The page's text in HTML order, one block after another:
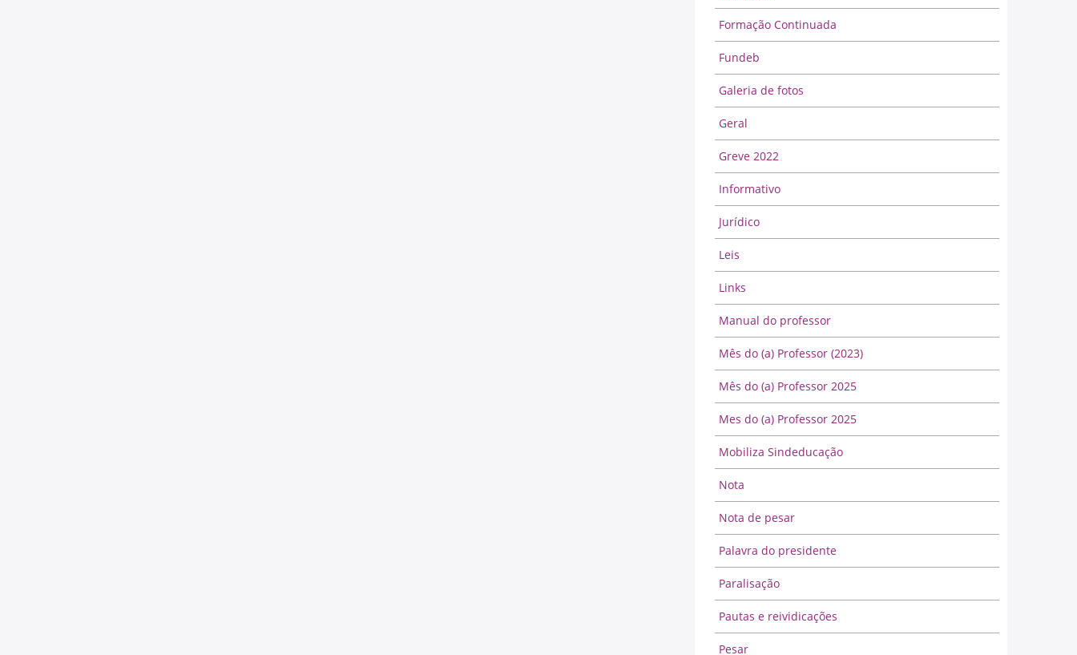
Formação Continuada
Fundeb
Galeria de fotos
Geral
Greve 2022
Informativo
Jurídico
Leis
Links
Manual do professor
Mês do (a) Professor (2023)
Mês do (a) Professor 2025
Mes do (a) Professor 2025
Mobiliza Sindeducação
Nota
Nota de pesar
Palavra do presidente
Paralisação
Pautas e reividicações
Pesar